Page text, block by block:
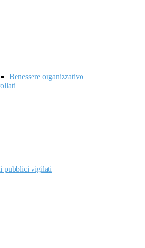
Benessere organizzativo
pubblici vigilati